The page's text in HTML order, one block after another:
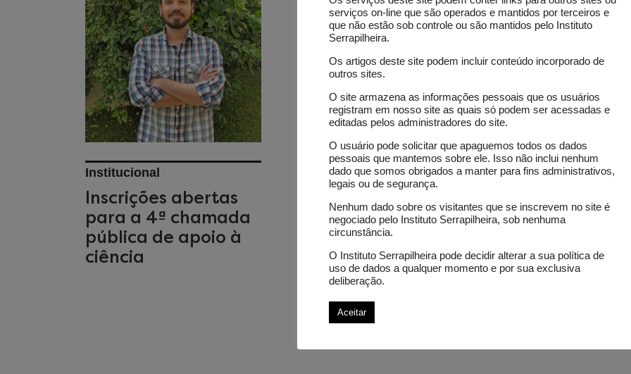
Institucional
Inscrições abertas
para a 4ª chamada
pública de apoio à
ciência
serviços on-line que são operados e mantidos por terceiros e
que não estão sob controle ou são mantidos pelo Instituto
Serrapilheira.
Os artigos deste site podem incluir conteúdo incorporado de
outros sites.
O site armazena as informações pessoais que os usuários
registram em nosso site as quais só podem ser acessadas e
editadas pelos administradores do site.
O usuário pode solicitar que apaguemos todos os dados
pessoais que mantemos sobre ele. Isso não inclui nenhum
dado que somos obrigados a manter para fins administrativos,
legais ou de segurança.
Nenhum dado sobre os visitantes que se inscrevem no site é
negociado pelo Instituto Serrapilheira, sob nenhuma
circunstância.
O Instituto Serrapilheira pode decidir alterar a sua política de
uso de dados a qualquer momento e por sua exclusiva
deliberação.
Aceitar